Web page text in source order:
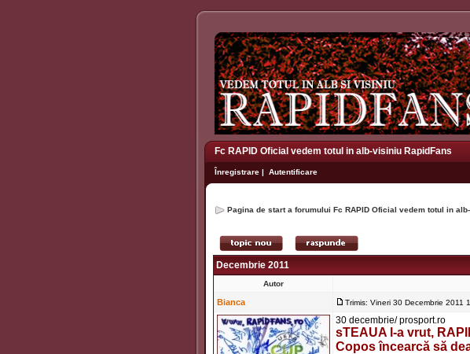
Fc RAPID Oficial vedem totul in alb-visiniu RapidFans
Înregistrare | Autentificare
Pagina de start a forumului Fc RAPID Oficial vedem totul in
Decembrie 2011
Autor
Bianca Trimis: Vineri 30 Decembrie 2011
30 decembrie/ prosport.ro
sTEAUA l-a vrut,
Copos încearcă să